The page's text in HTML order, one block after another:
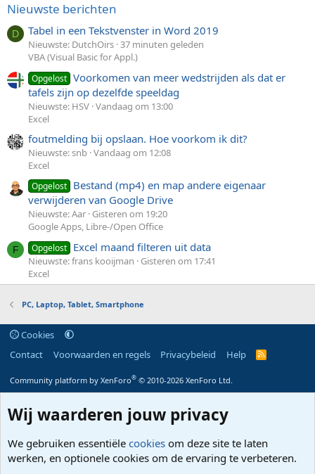
Nieuwste berichten
D Tabel in een Tekstvenster in Word 2019
Nieuwste: DutchOirs 37 minuten geleden
VBA (Visual Basic for Appl.)
Opgelost Voorkomen van meer wedstrijden als dat er
tafels zijn op dezelfde speeldag
Nieuwste: HSV Vandaag om 13:00
Excel
foutmelding bij opslaan. Hoe voorkom ik dit?
Nieuwste: snb Vandaag om 12:08
Excel
Opgelost Bestand (mp4) en map andere eigenaar
verwijderen van Google Drive
Nieuwste: Aar Gisteren om 19:20
Google Apps, Libre-/Open Office
F Opgelost Excel maand filteren uit data
Nieuwste: frans kooijman
Gisteren om 17:41
Excel
PC, Laptop, Tablet, Smartphone
Cookies
Contact
Voorwaarden en regels Privacybeleid Help
R
S
Community platform by XenForo® © 2010-2026 XenForo Ltd.
Wij waarderen jouw privacy
We gebruiken essentiële cookies om deze site te laten
werken, en optionele cookies om de ervaring te verbeteren.